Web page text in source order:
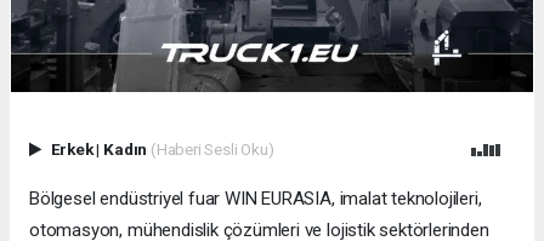
Erkek| Kadın (Haberi Sesli Oku)
Bölgesel endüstriyel fuar WIN EURASIA, imalat teknolojileri,
otomasyon, mühendislik çözümleri ve lojistik sektörlerinden